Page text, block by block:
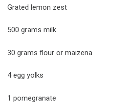
Grated lemon zest
500 grams milk
30 grams flour or maizena
4 egg yolks
1 pomegranate